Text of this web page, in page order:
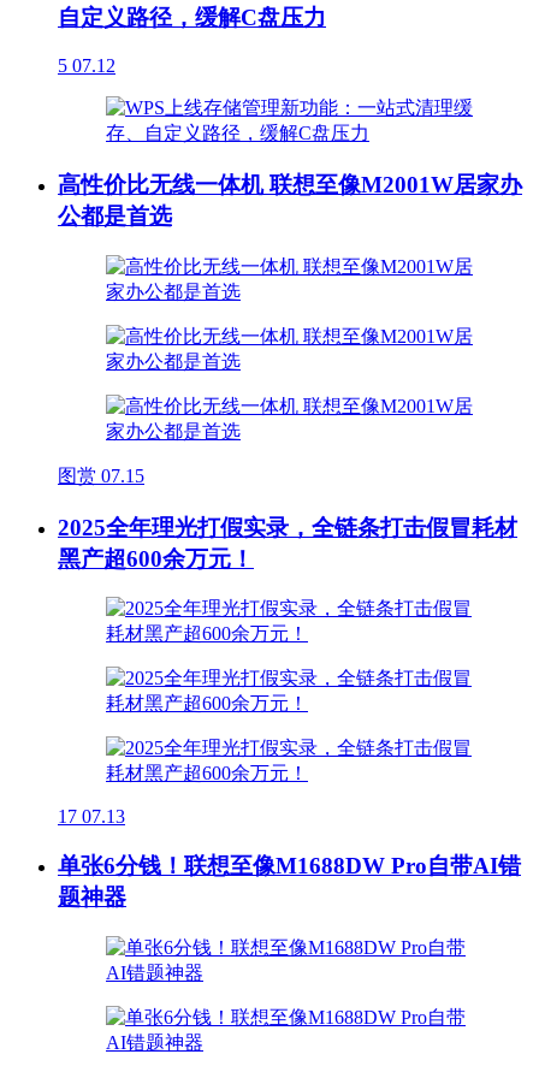
自定义路径，缓解C盘压力
5 07.12
高性价比无线一体机 联想至像M2001W居家办
公都是首选
图赏 07.15
2025全年理光打假实录，全链条打击假冒耗材
黑产超600余万元！
17 07.13
单张6分钱！联想至像M1688DW Pro自带AI错
题神器